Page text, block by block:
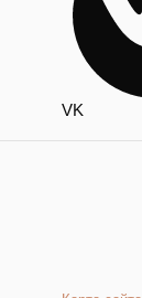
VK